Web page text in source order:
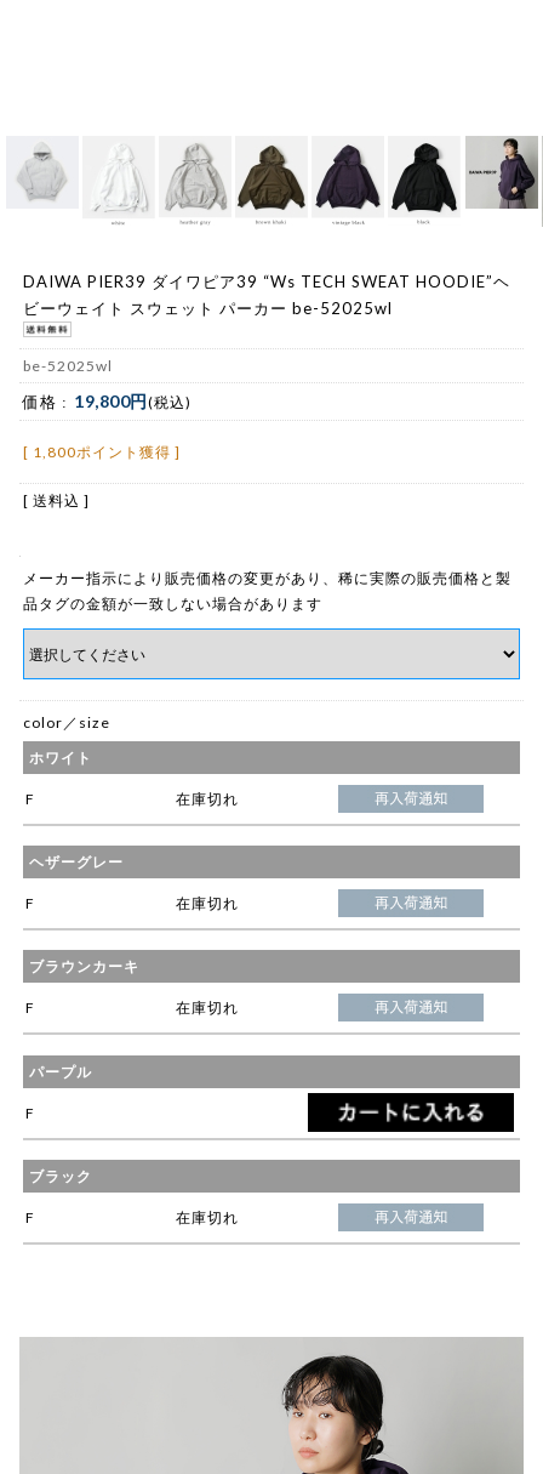
DAIWA PIER39 ダイワピア39 “Ws TECH SWEAT HOODIE”ヘ
ビーウェイト スウェット パーカー be-52025wl
be-52025wl
価格 : 19,800円(税込)
[ 1,800ポイント獲得 ]
[ 送料込 ]
メーカー指示により販売価格の変更があり、稀に実際の販売価格と製
品タグの金額が一致しない場合があります
color／size
ホワイト
F 在庫切れ
ヘザーグレー
F 在庫切れ
ブラウンカーキ
F 在庫切れ
パープル
F
ブラック
F 在庫切れ